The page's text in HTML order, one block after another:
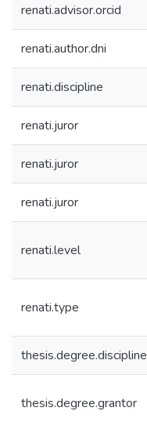
renati.advisor.orcid
renati.author.dni
renati.discipline
renati.juror
renati.juror
renati.juror
renati.level
renati.type
thesis.degree.discipline
thesis.degree.grantor